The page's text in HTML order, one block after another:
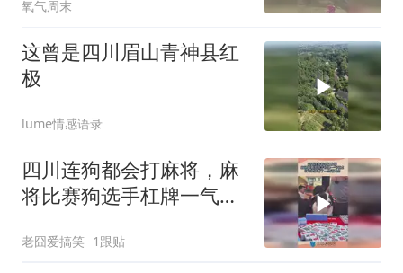
氧气周末
这曾是四川眉山青神县红
极
lume情感语录
四川连狗都会打麻将，麻
将比赛狗选手杠牌一气呵
真会！
老囧爱搞笑 1跟贴